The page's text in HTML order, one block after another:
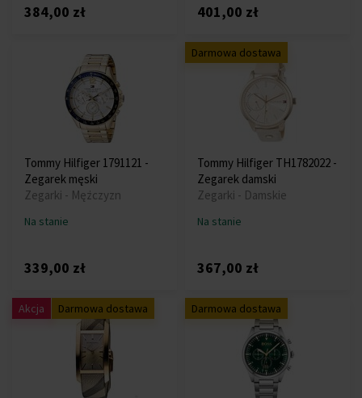
384,00 zł 401,00 zł
Tommy Hilfiger 1791121 -
Zegarek męski
Zegarki - Mężczyzn
Na stanie
339,00 zł
Darmowa dostawa
Tommy Hilfiger TH1782022 -
Zegarek damski
Zegarki - Damskie
Na stanie
367,00 zł
Akcja Darmowa dostawa Darmowa dostawa